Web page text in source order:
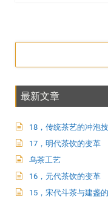
最新文章
18，传统茶艺的冲泡
17，明代茶饮的变革
乌茶工艺
16，元代茶饮的变革
15，宋代斗茶与建盏